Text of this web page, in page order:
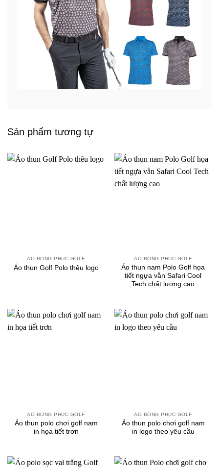
Sản phẩm tương tự
ÁO ĐỒNG PHỤC GOLF
Áo thun Golf Polo thêu logo
ÁO ĐỒNG PHỤC GOLF
Áo thun nam Polo Golf họa
tiết ngựa vằn Safari Cool
Tech chất lượng cao
ÁO ĐỒNG PHỤC GOLF
Áo thun polo chơi golf nam
in họa tiết trơn
ÁO ĐỒNG PHỤC GOLF
Áo thun polo chơi golf nam
in logo theo yêu cầu